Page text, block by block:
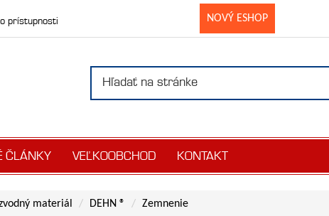
prístupnosti NOVÝ ESHOP
ČLÁNKY VEĽKOOBCHOD KONTAKT
materiál DEHN ® Zemnenie